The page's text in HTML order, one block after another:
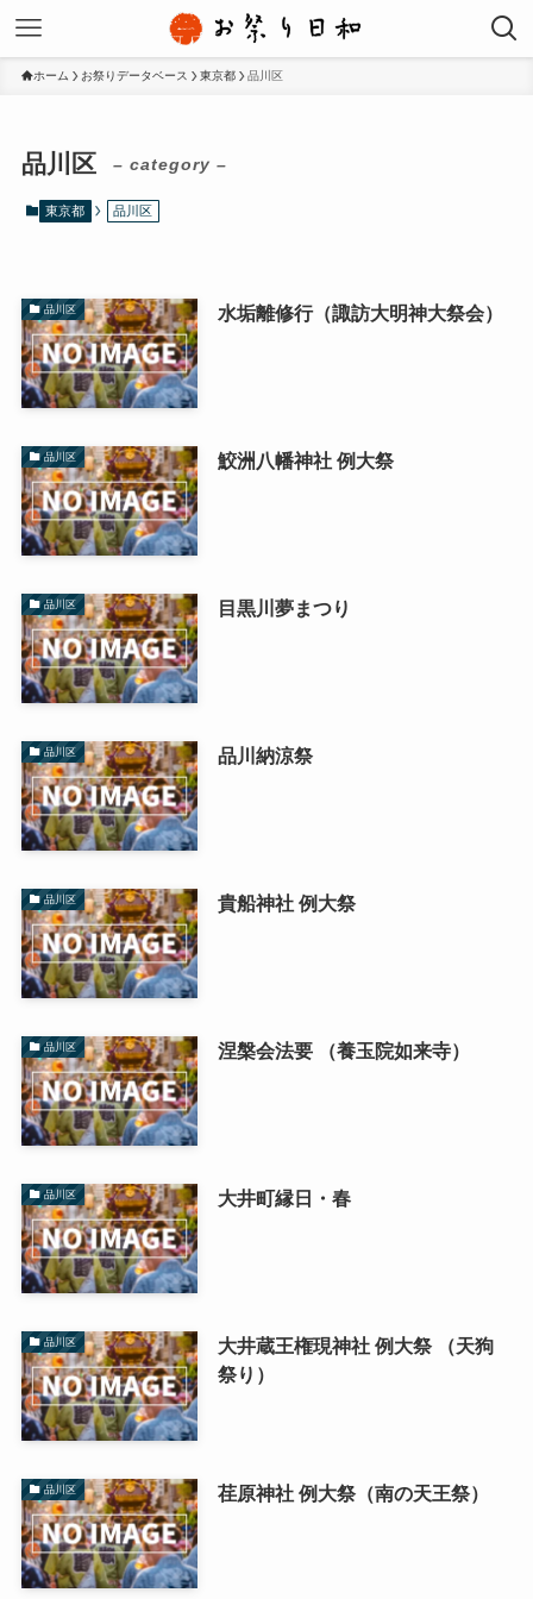
ホーム お祭りデータベース 東京都 品川区
品川区 – category –
東京都 品川区
品川区 水垢離修行（諏訪大明神大祭会）
品川区 鮫洲八幡神社 例大祭
品川区 目黒川夢まつり
品川区 品川納涼祭
品川区 貴船神社 例大祭
品川区 涅槃会法要 （養玉院如来寺）
品川区 大井町縁日・春
品川区
大井蔵王権現神社 例大祭 （天狗
祭り）
品川区 荏原神社 例大祭（南の天王祭）